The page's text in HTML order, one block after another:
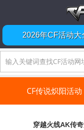
2026年CF活动大
CF传说炽阳活动
穿越火线AK传